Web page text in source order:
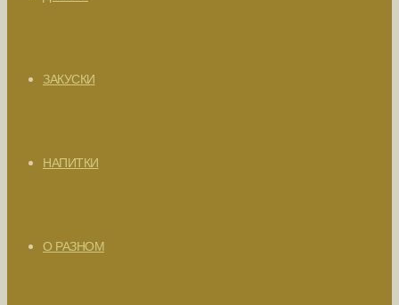
ЗАКУСКИ
НАПИТКИ
О РАЗНОМ